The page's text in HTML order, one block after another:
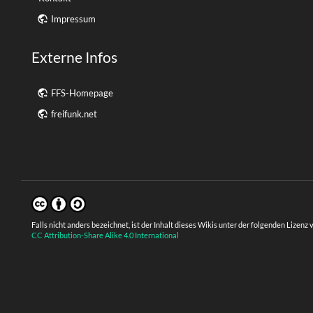
Impressum
Externe Infos
FFS-Homepage
freifunk.net
Falls nicht anders bezeichnet, ist der Inhalt dieses Wikis unter der folgenden
CC Attribution-Share Alike 4.0 International